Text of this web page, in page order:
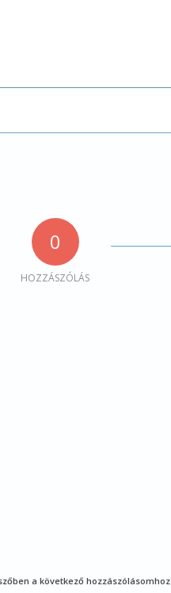
0
HOZZÁSZÓLÁS
a következő hozzászólásomhoz.